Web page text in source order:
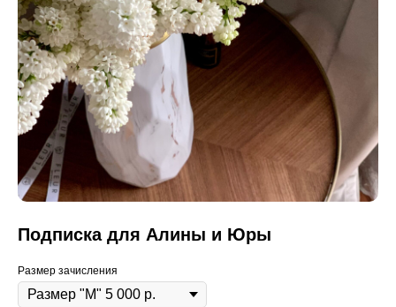
Подписка для Алины и Юры
Размер зачисления